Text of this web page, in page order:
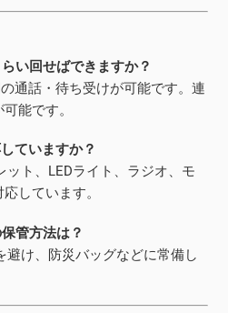
い回せばできますか？
通話・待ち受けが可能です。連
能です。
ていますか？
ト、LEDライト、ラジオ、モ
しています。
管方法は？
避け、防災バッグなどに常備し